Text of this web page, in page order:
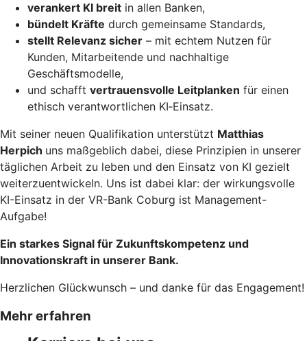
verankert KI breit in allen Banken,
bündelt Kräfte durch gemeinsame Standards,
stellt Relevanz sicher – mit echtem Nutzen für
Kunden, Mitarbeitende und nachhaltige
Geschäftsmodelle,
und schafft vertrauensvolle Leitplanken für einen
ethisch verantwortlichen KI‑Einsatz.
Mit seiner neuen Qualifikation unterstützt Matthias
Herpich uns maßgeblich dabei, diese Prinzipien in unserer
täglichen Arbeit zu leben und den Einsatz von KI gezielt
weiterzuentwickeln. Uns ist dabei klar: der wirkungsvolle
KI-Einsatz in der VR-Bank Coburg ist Management-
Aufgabe!
Ein starkes Signal für Zukunftskompetenz und
Innovationskraft in unserer Bank.
Herzlichen Glückwunsch – und danke für das Engagement!
Mehr erfahren